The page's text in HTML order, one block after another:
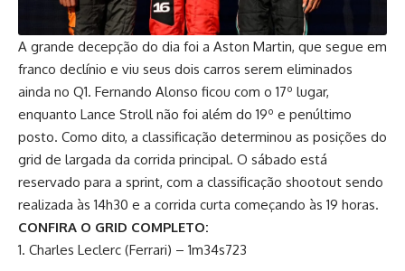
A grande decepção do dia foi a Aston Martin, que segue em
franco declínio e viu seus dois carros serem eliminados
ainda no Q1. Fernando Alonso ficou com o 17º lugar,
enquanto Lance Stroll não foi além do 19º e penúltimo
posto. Como dito, a classificação determinou as posições do
grid de largada da corrida principal. O sábado está
reservado para a sprint, com a classificação shootout sendo
realizada às 14h30 e a corrida curta começando às 19 horas.
CONFIRA O GRID COMPLETO:
Charles Leclerc (Ferrari) – 1m34s723